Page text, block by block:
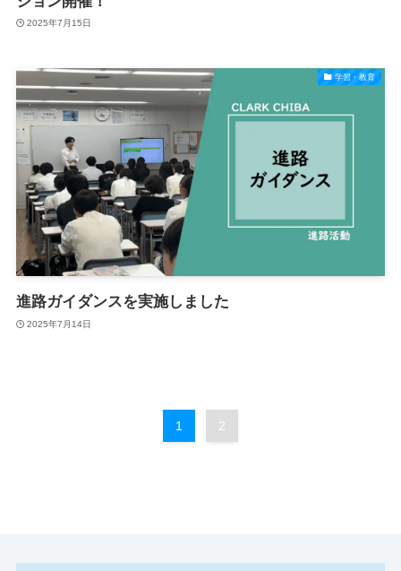
2025年7月15日
学習・教育
進路ガイダンスを実施しました
2025年7月14日
1 2